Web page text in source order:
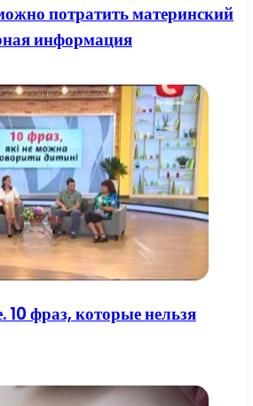
потратить материнский
информация
фраз, которые нельзя